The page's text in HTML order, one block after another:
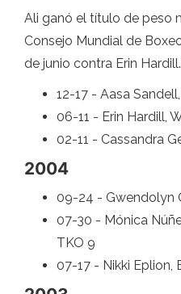
Ali ganó el título de peso
Consejo Mundial de
de junio contra Erin Hardill.
12-17 - Aasa
06-11 - Erin Hardill,
02-11 - Cassandra
2004
09-24 - Gwendolyn
07-30 - Mónica
TKO 9
07-17 - Nikki Eplion,